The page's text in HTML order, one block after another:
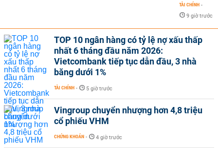
TÀI CHÍNH -
9 giờ trước
TOP 10 ngân hàng có tỷ lệ nợ xấu thấp
nhất 6 tháng đầu năm 2026:
Vietcombank tiếp tục dẫn đầu, 3 nhà
băng dưới 1%
TÀI CHÍNH - 5 giờ trước
Vingroup chuyển nhượng hơn 4,8 triệu
cổ phiếu VHM
CHỨNG KHOÁN - 4 giờ trước